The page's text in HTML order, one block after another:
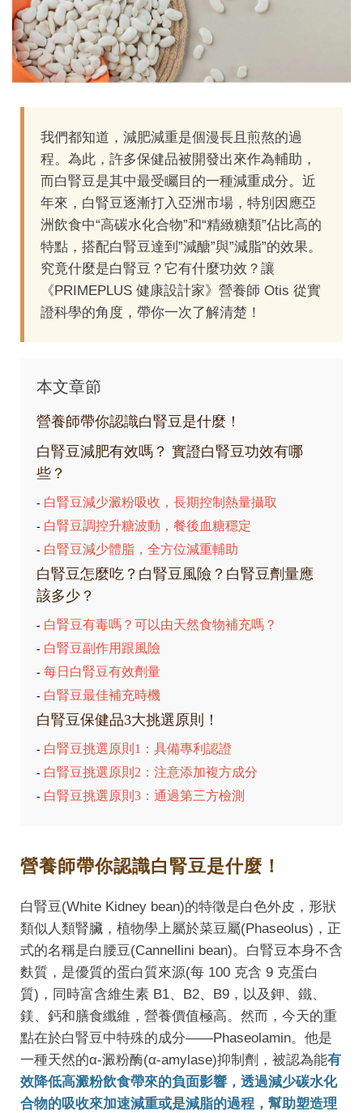
我們都知道，減肥減重是個漫長且煎熬的過
程。為此，許多保健品被開發出來作為輔助，
而白腎豆是其中最受矚目的一種減重成分。近
年來，白腎豆逐漸打入亞洲市場，特別因應亞
洲飲食中“高碳水化合物”和“精緻糖類”佔比高的
特點，搭配白腎豆達到”減醣”與”減脂”的效果。
究竟什麼是白腎豆？它有什麼功效？讓
《PRIMEPLUS 健康設計家》營養師 Otis 從實
證科學的角度，帶你一次了解清楚！
本文章節
營養師帶你認識白腎豆是什麼！
白腎豆減肥有效嗎？ 實證白腎豆功效有哪
些？
- 白腎豆減少澱粉吸收，長期控制熱量攝取
- 白腎豆調控升糖波動，餐後血糖穩定
- 白腎豆減少體脂，全方位減重輔助
白腎豆怎麼吃？白腎豆風險？白腎豆劑量應
該多少？
- 白腎豆有毒嗎？可以由天然食物補充嗎？
- 白腎豆副作用跟風險
- 每日白腎豆有效劑量
- 白腎豆最佳補充時機
白腎豆保健品3大挑選原則！
- 白腎豆挑選原則1：具備專利認證
- 白腎豆挑選原則2：注意添加複方成分
- 白腎豆挑選原則3：通過第三方檢測
營養師帶你認識白腎豆是什麼！
白腎豆(White Kidney bean)的特徵是白色外皮，形狀
類似人類腎臟，植物學上屬於菜豆屬(Phaseolus)，正
式的名稱是白腰豆(Cannellini bean)。白腎豆本身不含
麩質，是優質的蛋白質來源(每 100 克含 9 克蛋白
質)，同時富含維生素 B1、B2、B9，以及鉀、鐵、
鎂、鈣和膳食纖維，營養價值極高。然而，今天的重
點在於白腎豆中特殊的成分——Phaseolamin。他是
一種天然的α-澱粉酶(α-amylase)抑制劑，被認為能有
效降低高澱粉飲食帶來的負面影響，透過減少碳水化
合物的吸收來加速減重或是減脂的過程，幫助塑造理